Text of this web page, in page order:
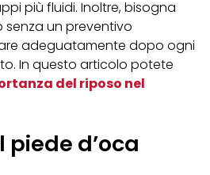
più fluidi. Inoltre, bisogna
senza un preventivo
adeguatamente dopo ogni
In questo articolo potete
del riposo nel
d’oca